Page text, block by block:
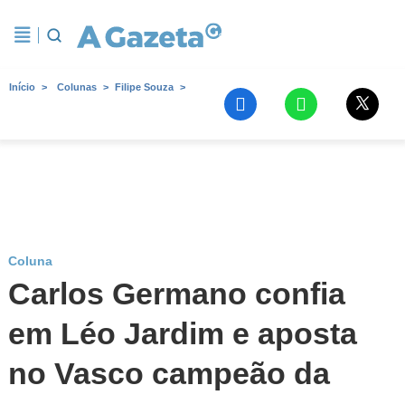
Início Colunas Filipe Souza
Coluna
Carlos Germano confia
em Léo Jardim e aposta
no Vasco campeão da